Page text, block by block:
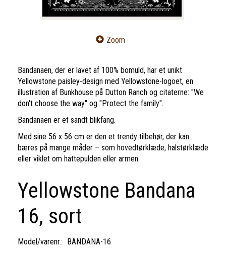
Zoom
Bandanaen, der er lavet af 100% bomuld, har et unikt
Yellowstone paisley-design med Yellowstone-logoet, en
illustration af Bunkhouse på Dutton Ranch og citaterne: "We
don't choose the way" og "Protect the family".
Bandanaen er et sandt blikfang.
Med sine 56 x 56 cm er den et trendy tilbehør, der kan
bæres på mange måder – som hovedtørklæde, halstørklæde
eller viklet om hattepulden eller armen.
Yellowstone Bandana
16, sort
Model/varenr.: BANDANA-16